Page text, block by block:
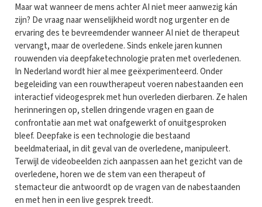
Maar wat wanneer de mens achter AI niet meer aanwezig kán
zijn? De vraag naar wenselijkheid wordt nog urgenter en de
ervaring des te bevreemdender wanneer AI niet de therapeut
vervangt, maar de overledene. Sinds enkele jaren kunnen
rouwenden via deepfaketechnologie praten met overledenen.
In Nederland wordt hier al mee geëxperimenteerd. Onder
begeleiding van een rouwtherapeut voeren nabestaanden een
interactief videogesprek met hun overleden dierbaren. Ze halen
herinneringen op, stellen dringende vragen en gaan de
confrontatie aan met wat onafgewerkt of onuitgesproken
bleef. Deepfake is een technologie die bestaand
beeldmateriaal, in dit geval van de overledene, manipuleert.
Terwijl de videobeelden zich aanpassen aan het gezicht van de
overledene, horen we de stem van een therapeut of
stemacteur die antwoordt op de vragen van de nabestaanden
en met hen in een live gesprek treedt.